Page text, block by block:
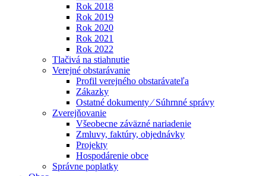
Rok 2018
Rok 2019
Rok 2020
Rok 2021
Rok 2022
Tlačivá na stiahnutie
Verejné obstarávanie
Profil verejného obstarávateľa
Zákazky
Ostatné dokumenty ⁄ Súhrnné správy
Zverejňovanie
Všeobecne záväzné nariadenie
Zmluvy, faktúry, objednávky
Projekty
Hospodárenie obce
Správne poplatky